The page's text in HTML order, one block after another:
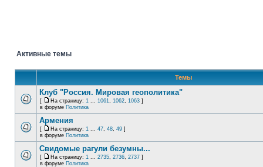
Активные темы
Темы
Клуб "Россия. Мировая геополитика"
[ На страницу: 1 ... 1061, 1062, 1063 ]
в форуме Политика
Армения
[ На страницу: 1 ... 47, 48, 49 ]
в форуме Политика
Свидомые рагули безумны...
[ На страницу: 1 ... 2735, 2736, 2737 ]
в форуме Политика